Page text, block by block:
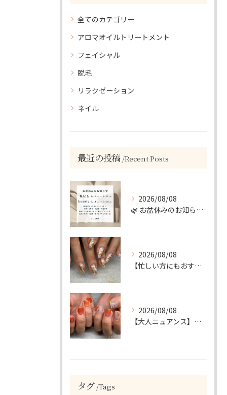
全てのカテゴリー
アロマオイルトリートメント
フェイシャル
脱毛
リラクゼーション
ネイル
最近の投稿 Recent Posts
2026/08/08
🌿 お盆休みのお知らせ 🌿
2026/08/08
【忙しい方にもおすすめ】ゴールド＆ホワイトの大人ニュアンスホイルネイル
2026/08/08
【大人ニュアンス】マグネット×ぷっくりミラーのニュアンスデザイン
タグ Tags